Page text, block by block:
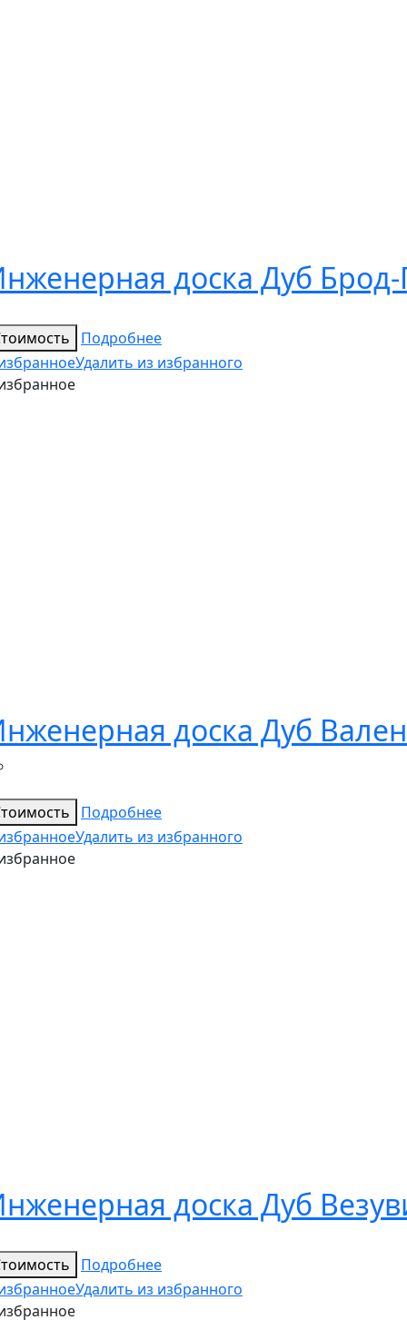
доска Дуб
Подробнее
Удалить из избранного
доска Дуб
Подробнее
Удалить из избранного
доска Дуб
Подробнее
Удалить из избранного